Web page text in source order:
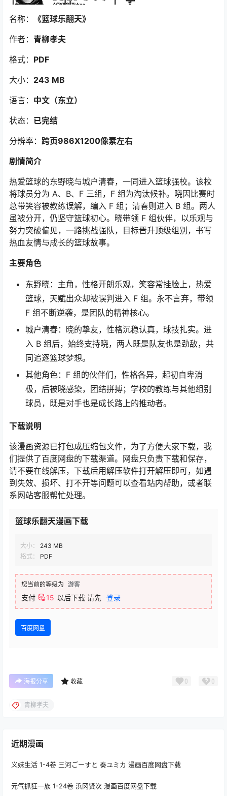
名称：
《篮球乐翻天》
作者： 青柳孝夫
格式： PDF
大小： 243 MB
语言： 中文（东立）
状态： 已完结
分辨率： 跨页986X1200像素左右
剧情简介
热爱篮球的东野晓与城户清春，一同进入篮球强校。该校
将球员分为 A、B、F 三组，F 组为淘汰候补。晓因比赛时
总带笑容被教练误解，编入 F 组；清春则进入 B 组。两人
虽被分开，仍坚守篮球初心。晓带领 F 组伙伴，以乐观与
努力突破偏见，一路挑战强队，目标晋升顶级组别，书写
热血友情与成长的篮球故事。
主要角色
东野晓：主角，性格开朗乐观，笑容常挂脸上，热爱
篮球，天赋出众却被误判进入 F 组。永不言弃，带领
F 组不断逆袭，是团队的精神核心。
城户清春：晓的挚友，性格沉稳认真，球技扎实。进
入 B 组后，始终支持晓，两人既是队友也是劲敌，共
同追逐篮球梦想。
其他角色：F 组的伙伴们，性格各异，起初自卑消
极，后被晓感染，团结拼搏；学校的教练与其他组别
球员，既是对手也是成长路上的推动者。
下载说明
该漫画资源已打包成压缩包文件，为了方便大家下载，我
们提供了百度网盘的下载渠道。网盘只负责下载和保存，
请不要在线解压，下载后用解压软件打开解压即可，如遇
到失效、损坏、打不开等问题可以查看站内帮助，或者联
系网站客服帮忙处理。
篮球乐翻天漫画下载
大小：
243 MB
格式：
PDF
您当前的等级为 游客
支付 15 以后下载 请先 登录
百度网盘
海报分享 收藏 0 0
青柳孝夫
近期漫画
义妹生活 1-4卷 三河ごーすと 奏ユミカ 漫画百度网盘下载
元气抓狂一族 1-24卷 浜冈贤次 漫画百度网盘下载